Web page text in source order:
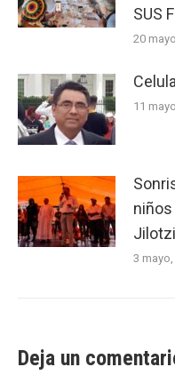
SUS
20
11
3
Deja un